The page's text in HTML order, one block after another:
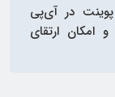
در آی‌پی
بوده و امکان ارتقای